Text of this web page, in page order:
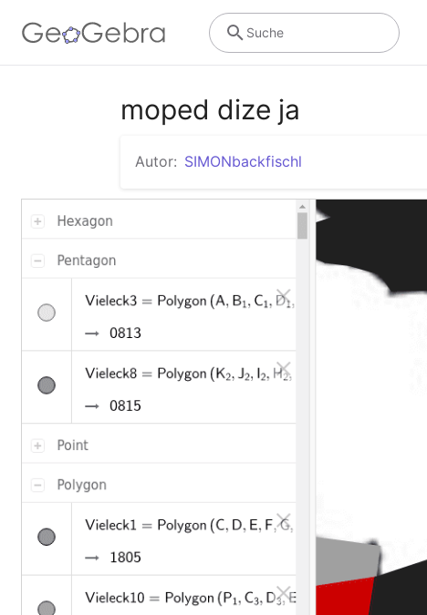
Suche
moped dize ja
Autor: SIMONbackfischl